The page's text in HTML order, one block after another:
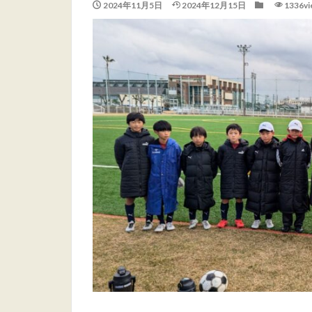
2024年11月5日 2024年12月15日